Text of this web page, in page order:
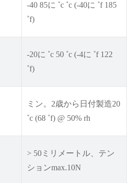
-40 85に ˚c ˚c (-40に ˚f 185
˚f)
-20に ˚c 50 ˚c (-4に ˚f 122
˚f)
ミン。2歳から日付製造20
˚c (68 ˚f) @ 50% rh
> 50ミリメートル、テン
ションmax.10N